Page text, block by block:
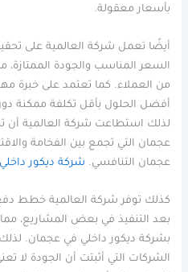
بأسعار معقولة.
أيضًا تعمل شركة العالمية على
السعر المناسب والجودة
من العملاء. كما تعتمد على خبرة
أفضل الحلول بأقل تكلفة ممكنة
لذلك استطاعت شركة العالمية أن
عجمان التي تجمع بين الفخامة
عجمان التنافسي. شركة ديكور
كذلك توفر شركة العالمية خطط
بعد التنفيذ في بعض المشاريع،
بشركة ديكور داخلي في عجمان. لذلك
الشركات التي أثبتت أن الجودة لا